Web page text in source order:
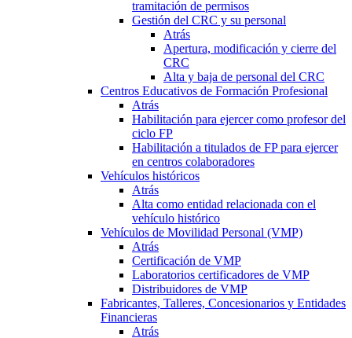
tramitación de permisos
Gestión del CRC y su personal
Atrás
Apertura, modificación y cierre del
CRC
Alta y baja de personal del CRC
Centros Educativos de Formación Profesional
Atrás
Habilitación para ejercer como profesor del
ciclo FP
Habilitación a titulados de FP para ejercer
en centros colaboradores
Vehículos históricos
Atrás
Alta como entidad relacionada con el
vehículo histórico
Vehículos de Movilidad Personal (VMP)
Atrás
Certificación de VMP
Laboratorios certificadores de VMP
Distribuidores de VMP
Fabricantes, Talleres, Concesionarios y Entidades
Financieras
Atrás